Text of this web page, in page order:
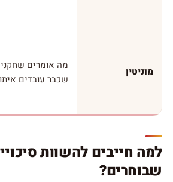
מוניטין
מה אומרים
שכבר עובדים
למה חייבים להשוות
שבוחרים?